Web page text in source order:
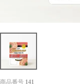
商品番号 141